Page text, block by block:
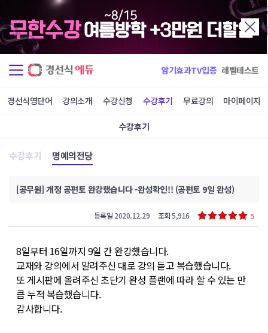
암기효과TV입증 레벨테스트
경선식영단어 강의소개 수강신청 수강후기 무료강의 마이페이지
수강후기
수강후기 명예의전당
[공무원] 개정 공편토 완강했습니다 -완성확인!! (공편토 9일 완성)
등록일 2020.12.29 조회5,916 5
8일부터 16일까지 9일 간 완강했습니다.
교재와 강의에서 알려주신 대로 강의 듣고 복습했습니다.
또 게시판에 올려주신 초단기 완성 플랜에 따라 할 수 있는 만
큼 누적 복습했습니다.
감사합니다.